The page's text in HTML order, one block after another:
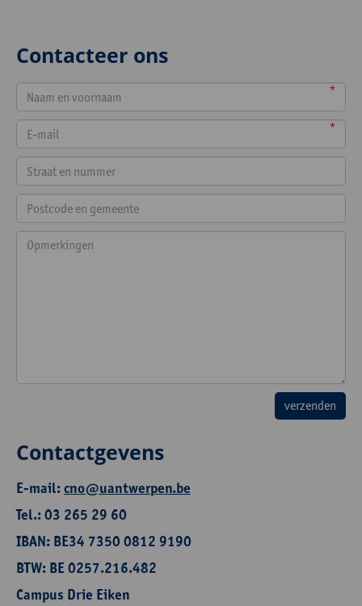
Contacteer ons
*
*
Contactgevens
E-mail:cno@uantwerpen.be
Tel.: 03 265 29 60
IBAN: BE34 7350 0812 9190
BTW: BE 0257.216.482
Campus Drie Eiken